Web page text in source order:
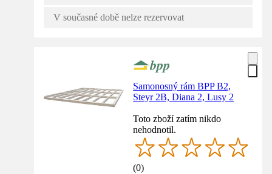
V současné době nelze rezervovat
Samonosný rám BPP B2,
Steyr 2B, Diana 2, Lusy 2
Toto zboží zatím nikdo
nehodnotil.
(0)